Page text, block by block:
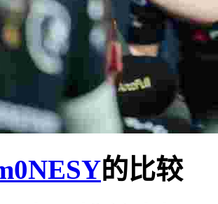
的比较